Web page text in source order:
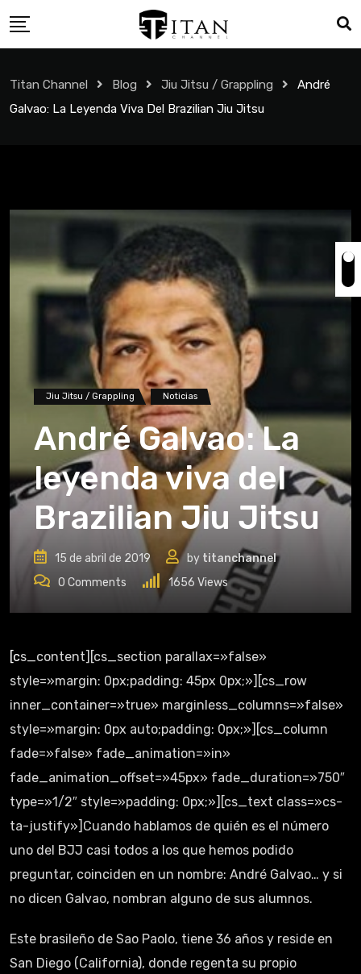
Titan Channel Blog Jiu Jitsu / Grappling
André
Galvao: La Leyenda Viva Del Brazilian Jiu Jitsu
Jiu Jitsu / Grappling Noticias
André Galvao: La
leyenda viva del
Brazilian Jiu Jitsu
15 de abril de 2019 by titanchannel
0 Comments 1656 Views
[cs_content][cs_section parallax=»false»
style=»margin: 0px;padding: 45px 0px;»][cs_row
inner_container=»true» marginless_columns=»false»
style=»margin: 0px auto;padding: 0px;»][cs_column
fade=»false» fade_animation=»in»
fade_animation_offset=»45px» fade_duration=»750″
type=»1/2″ style=»padding: 0px;»][cs_text class=»cs-
ta-justify»]Cuando hablamos de quién es el número
uno del BJJ casi todos a los que hemos podido
preguntar, coinciden en un nombre: André Galvao… y si
no dicen Galvao, nombran alguno de sus alumnos.
Este brasileño de Sao Paolo, tiene 36 años y reside en
San Diego (California), donde regenta su propio